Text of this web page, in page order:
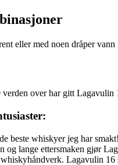
eller med noen dråper
over har gitt
beste whiskyer jeg har
og lange ettersmaken gjør
Lagavulin